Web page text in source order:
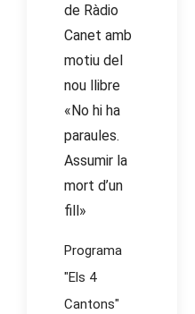
de Ràdio
Canet amb
motiu del
nou llibre
«No hi ha
paraules.
Assumir la
mort d’un
fill»
Programa
"Els 4
Cantons"